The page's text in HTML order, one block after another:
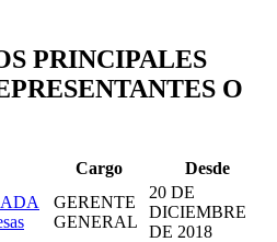
PRINCIPALES
O
Cargo
Desde
GERENTE
GENERAL
20 DE
DICIEMBRE
DE 2018